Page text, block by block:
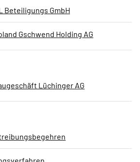
Beteiligungs GmbH
Gschwend Holding AG
Lüchinger AG